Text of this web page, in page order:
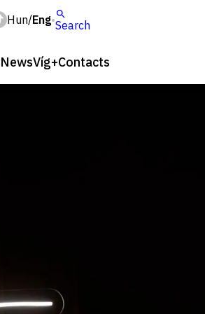
Hun/Eng Search
NewsVíg+Contacts